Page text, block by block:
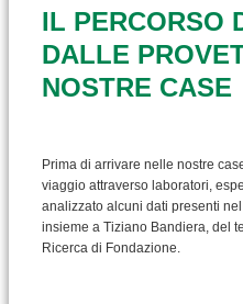
IL PERCORSO
DALLE
NOSTRE CASE
Prima di arrivare nelle nostre
viaggio attraverso laboratori,
analizzato alcuni dati presenti
insieme a Tiziano Bandiera, del
Ricerca di Fondazione.